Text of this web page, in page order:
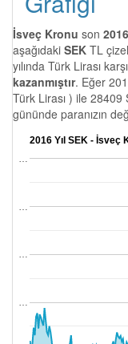
İsveç Kronu son 2016
aşağıdaki SEK TL
yılında Türk Lirası
kazanmıştır. Eğer
Türk Lirası ) ile 28409
gününde paranızın
2016 Yıl SEK - İsveç
…
…